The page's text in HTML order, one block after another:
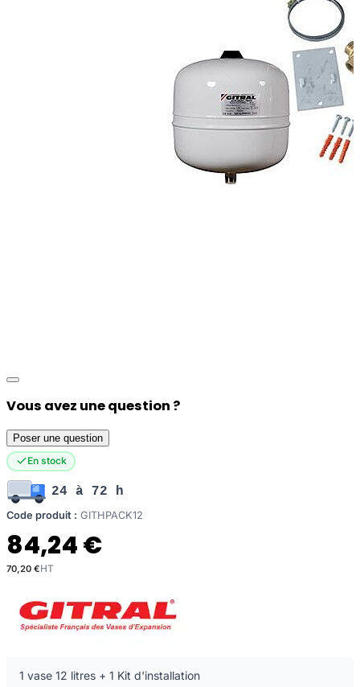
Vous avez une question ?
Poser une question
En stock
24 à 72 h
Code produit : GITHPACK12
84,24 €
70,20 €
1 vase 12 litres + 1 Kit d'installation